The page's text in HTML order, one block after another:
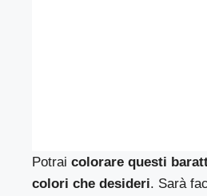
Potraicolorare questi
colori che desideri. Sarà